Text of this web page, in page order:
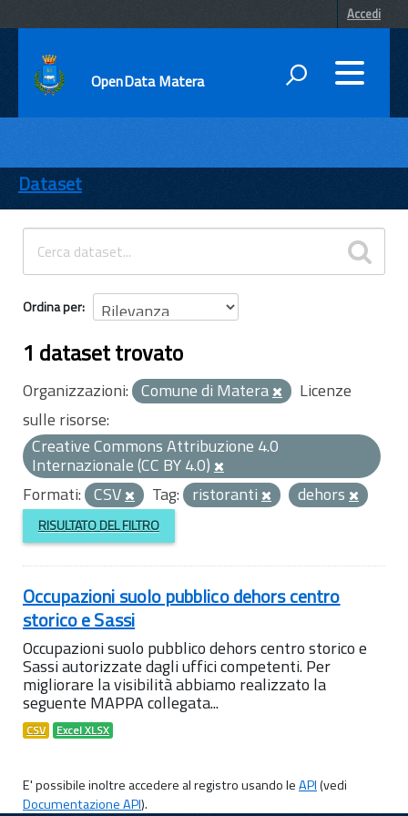
Accedi
OpenData Matera
ENTI
TEMI
INFORMAZIONI
Dataset
Ordina per
1 dataset trovato
Organizzazioni: Comune di Matera
Licenze
sulle risorse:
Creative Commons Attribuzione 4.0
Internazionale (CC BY 4.0)
Formati: CSV Tag: ristoranti dehors
RISULTATO DEL FILTRO
Occupazioni suolo pubblico dehors centro
storico e Sassi
Occupazioni suolo pubblico dehors centro storico e
Sassi autorizzate dagli uffici competenti. Per
migliorare la visibilità abbiamo realizzato la
seguente MAPPA collegata...
CSV Excel XLSX
E' possibile inoltre accedere al registro usando leAPI(vedi
Documentazione API).